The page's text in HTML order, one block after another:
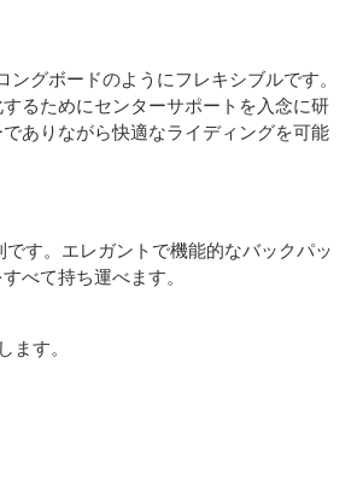
ングボードのようにフレキシブルです。
るためにセンターサポートを入念に研
ありながら快適なライディングを可能
です。エレガントで機能的なバックパッ
べて持ち運べます。
ます。